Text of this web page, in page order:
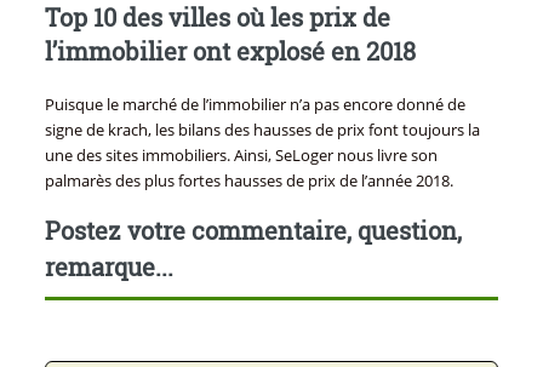
Top 10 des villes où les prix de
l’immobilier ont explosé en 2018
Puisque le marché de l’immobilier n’a pas encore donné de
signe de krach, les bilans des hausses de prix font toujours la
une des sites immobiliers. Ainsi, SeLoger nous livre son
palmarès des plus fortes hausses de prix de l’année 2018.
Postez votre commentaire, question,
remarque...